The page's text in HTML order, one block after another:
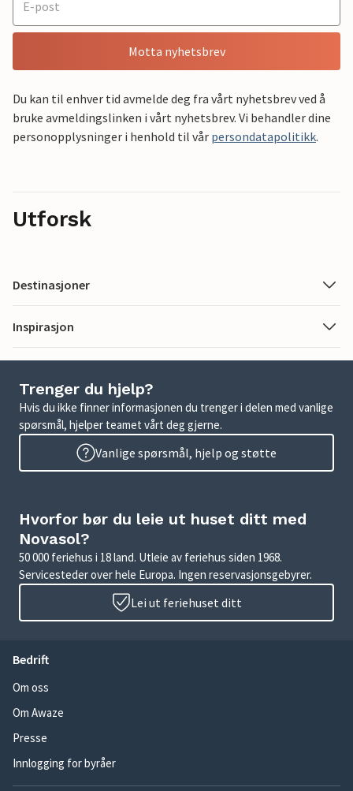
Motta nyhetsbrev
Du kan til enhver tid avmelde deg fra vårt nyhetsbrev ved å
bruke avmeldingslinken i vårt nyhetsbrev. Vi behandler dine
personopplysninger i henhold til vår persondatapolitikk.
Utforsk
Destinasjoner
Inspirasjon
Trenger du hjelp?
Hvis du ikke finner informasjonen du trenger i delen med vanlige
spørsmål, hjelper teamet vårt deg gjerne.
Vanlige spørsmål, hjelp og støtte
Hvorfor bør du leie ut huset ditt med
Novasol?
50 000 feriehus i 18 land. Utleie av feriehus siden 1968.
Servicesteder over hele Europa. Ingen reservasjonsgebyrer.
Lei ut feriehuset ditt
Bedrift
Om oss
Om Awaze
Presse
Innlogging for byråer